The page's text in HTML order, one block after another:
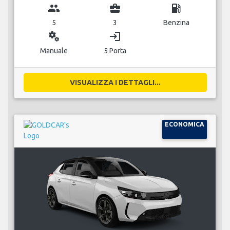
group
5
business_center
3
local_gas_station
Benzina
miscellaneous_services
Manuale
login
5 Porta
VISUALIZZA I DETTAGLI...
ECONOMICA